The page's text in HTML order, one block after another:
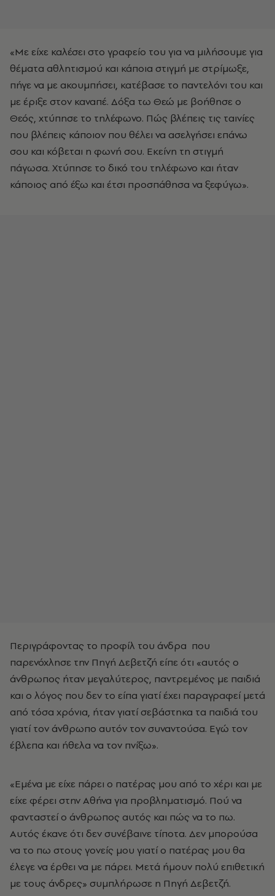
«Με είχε καλέσει στο γραφείο του για να μιλήσουμε για
θέματα αθλητισμού και κάποια στιγμή με στρίμωξε,
πήγε να με ακουμπήσει, κατέβασε το παντελόνι του και
με έριξε στον καναπέ. Δόξα τω Θεώ με βοήθησε ο
Θεός, χτύπησε το τηλέφωνο. Πώς βλέπεις τις ταινίες
που βλέπεις κάποιον που θέλει να ασελγήσει επάνω
σου και κόβεται η φωνή σου. Εκείνη τη στιγμή
πάγωσα. Χτύπησε το δικό του τηλέφωνο και ήταν
κάποιος από έξω και έτσι προσπάθησα να ξεφύγω».
Περιγράφοντας το προφίλ του άνδρα που
παρενόχλησε την Πηγή Δεβετζή είπε ότι «αυτός ο
άνθρωπος ήταν μεγαλύτερος, παντρεμένος με παιδιά
και ο λόγος που δεν το είπα γιατί έχει παραγραφεί μετά
από τόσα χρόνια, ήταν γιατί σεβάστηκα τα παιδιά του
γιατί τον άνθρωπο αυτόν τον συναντούσα. Εγώ τον
έβλεπα και ήθελα να τον πνίξω».
«Εμένα με είχε πάρει ο πατέρας μου από το χέρι και με
είχε φέρει στην Αθήνα για προβληματισμό. Πού να
φανταστεί ο άνθρωπος αυτός και πώς να το πω.
Αυτός έκανε ότι δεν συνέβαινε τίποτα. Δεν μπορούσα
να το πω στους γονείς μου γιατί ο πατέρας μου θα
έλεγε να έρθει να με πάρει. Μετά ήμουν πολύ επιθετική
με τους άνδρες» συμπλήρωσε η Πηγή Δεβετζή.